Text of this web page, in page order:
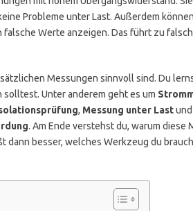
Probleme unter Last. Außerdem
Werte anzeigen. Das führt zu
Messungen sinnvoll sind. Du
Unter anderem geht es um
, Messung unter Lastund
. Am Ende verstehst du, warum diese
dann besser, welches Werkzeug du